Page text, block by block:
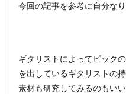
今回の記事を参考に自分な
ギタリストによってピック
を出しているギタリストの
素材も研究してみるのもい